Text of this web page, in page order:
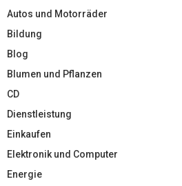
Autos und Motorräder
Bildung
Blog
Blumen und Pflanzen
CD
Dienstleistung
Einkaufen
Elektronik und Computer
Energie